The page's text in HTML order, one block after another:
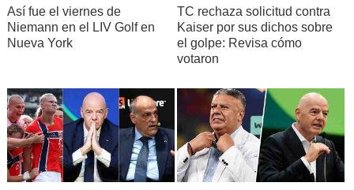
Así fue el viernes de
Niemann en el LIV Golf en
Nueva York
TC rechaza solicitud contra
Kaiser por sus dichos sobre
el golpe: Revisa cómo
votaron